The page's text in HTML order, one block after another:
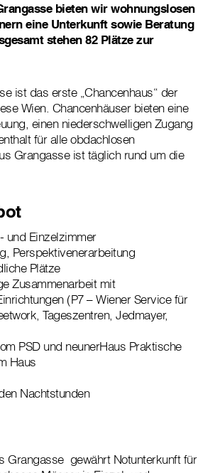
bieten wir wohnungslosen
eine Unterkunft sowie Beratung
stehen 82 Plätze zur
ist das erste „Chancenhaus“ der
Wien. Chancenhäuser bieten eine
einen niederschwelligen Zugang
für alle obdachlosen
Grangasse ist täglich rund um die
und Einzelzimmer
Perspektivenerarbeitung
Plätze
Zusammenarbeit mit
(P7 – Wiener Service für
Tageszentren, Jedmayer,
PSD und neunerHaus Praktische
Haus
Nachtstunden
Grangasse gewährt Notunterkunft für